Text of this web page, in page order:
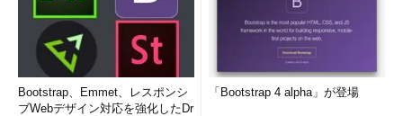
Bootstrap、Emmet、レスポンシ
ブWebデザイン対応を強化したDr
「Bootstrap 4 alpha」が登場